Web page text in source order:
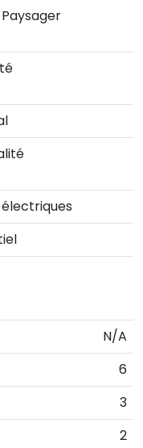
N/A
6
3
2